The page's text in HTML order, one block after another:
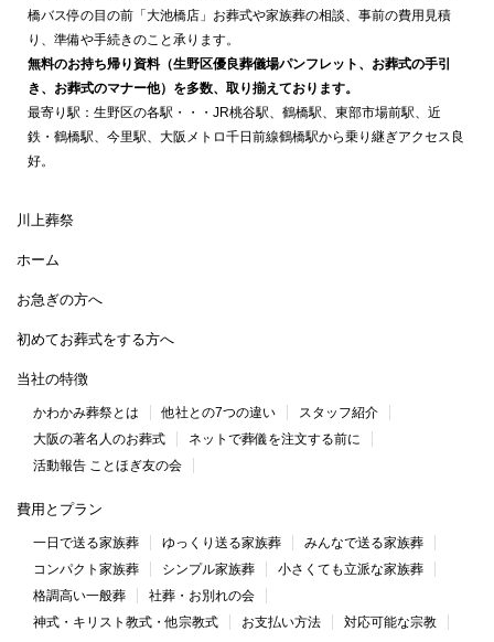
橋バス停の目の前「大池橋店」お葬式や家族葬の相談、事前の費用見積
り、準備や手続きのこと承ります。
無料のお持ち帰り資料（生野区優良葬儀場パンフレット、お葬式の手引
き、お葬式のマナー他）を多数、取り揃えております。
最寄り駅：生野区の各駅・・・JR桃谷駅、鶴橋駅、東部市場前駅、近
鉄・鶴橋駅、今里駅、大阪メトロ千日前線鶴橋駅から乗り継ぎアクセス良
好。
川上葬祭
ホーム
お急ぎの方へ
初めてお葬式をする方へ
当社の特徴
かわかみ葬祭とは 他社との7つの違い
スタッフ紹介
大阪の著名人のお葬式
ネットで葬儀を注文する前に
活動報告 ことほぎ友の会
費用とプラン
一日で送る家族葬 ゆっくり送る家族葬
みんなで送る家族葬
コンパクト家族葬
シンプル家族葬
小さくても立派な家族葬
格調高い一般葬
社葬・お別れの会
神式・キリスト教式・他宗教式
お支払い方法 対応可能な宗教